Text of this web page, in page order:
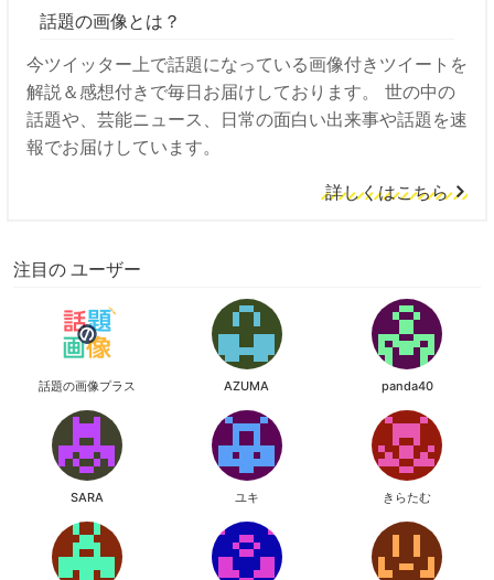
話題の画像とは？
今ツイッター上で話題になっている画像付きツイートを
解説＆感想付きで毎日お届けしております。 世の中の
話題や、芸能ニュース、日常の面白い出来事や話題を速
報でお届けしています。
詳しくはこちら
注目の ユーザー
話題の画像プラス AZUMA panda40
SARA ユキ きらたむ